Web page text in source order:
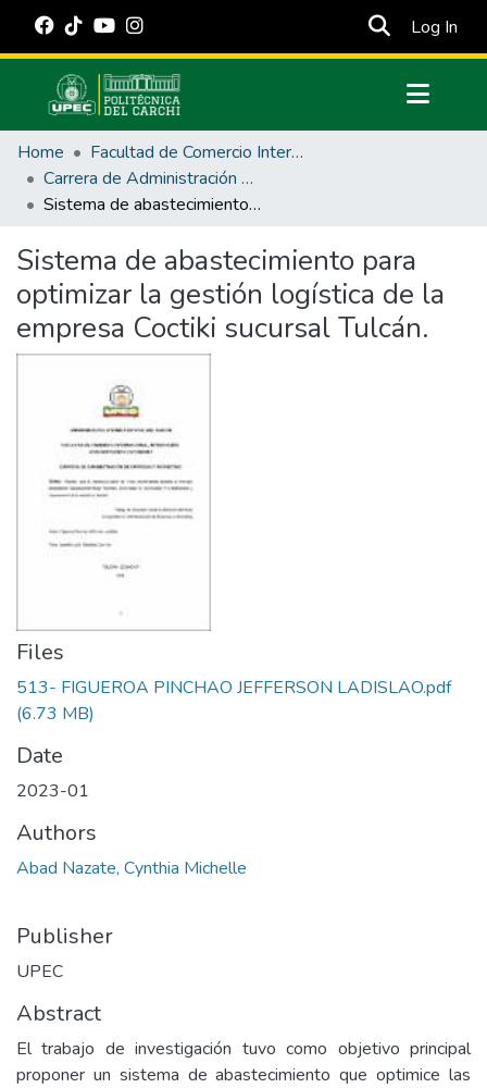
Log In
Communities & Collections
All of DSpace
Statistics
Estadísticas Externas
Manuales
Home
Facultad de Comercio Internacional, Integración, Administración y Economía Empresarial
Carrera de Administración de Empresas y Marketing
Sistema de abastecimiento para optimizar la gestión logística de la empresa Coctiki sucursal Tulcán.
Sistema de abastecimiento para
optimizar la gestión logística de la
empresa Coctiki sucursal Tulcán.
Files
513- FIGUEROA PINCHAO JEFFERSON LADISLAO.pdf
(6.73 MB)
Date
2023-01
Authors
Abad Nazate, Cynthia Michelle
Publisher
UPEC
Abstract
El trabajo de investigación tuvo como objetivo principal
proponer un sistema de abastecimiento que optimice las